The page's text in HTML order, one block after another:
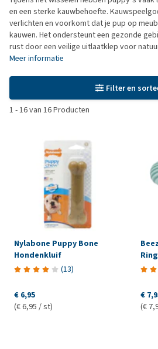
en een sterke kauwbehoefte.
verlichten en voorkomt dat je pup op
kauwen. Het ondersteunt een gezonde
rust door een veilige uitlaatklep voor
Meer informatie
Filter en
1 -16van 16Producten
Nylabone Puppy Bone
Hondenkluif
(13)
€ 6,95
(€ 6,95 / st)
Ring
€
(€